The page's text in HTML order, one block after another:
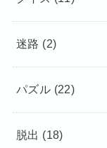
迷路 (2)
パズル (22)
脱出 (18)